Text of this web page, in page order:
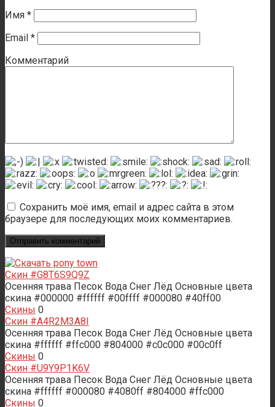
Имя *
Email *
Комментарий
Сохранить моё имя, email и адрес сайта в этом
браузере для последующих моих комментариев.
Скин #G8T6S9Q9Z
Осенняя трава Песок Вода Снег Лёд Основные цвета
скина #000000 #ffffff #00ffff #000080 #40ff00
Скины 0
Скин #A4R2M3A8I
Осенняя трава Песок Вода Снег Лёд Основные цвета
скина #ffffff #ffc000 #804000 #c0c000 #00c0ff
Скины 0
Скин #U9Y9P1K6V
Осенняя трава Песок Вода Снег Лёд Основные цвета
скина #ffffff #000080 #4080ff #804000 #ffc000
Скины 0